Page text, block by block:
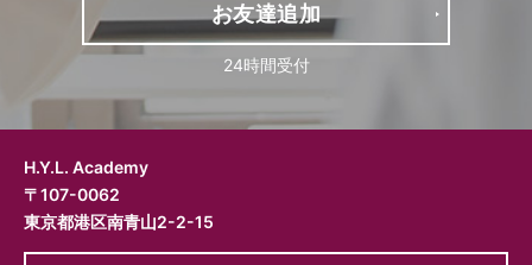
お友達追加
24時間受付
H.Y.L. Academy
〒107-0062
東京都港区南青山2-2-15